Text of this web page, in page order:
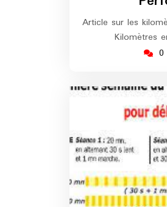
Article sur les
Kilomètres
0